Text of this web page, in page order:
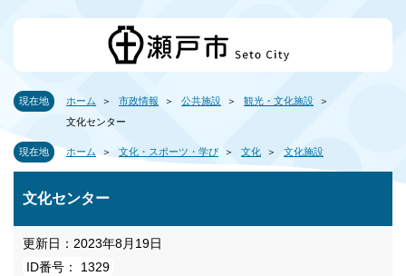
現在地 ホーム 市政情報 公共施設
観光・文化施設
文化センター
現在地 ホーム 文化・スポーツ・学び 文化 文化施設
文化センター
更新日：2023年8月19日
ID番号： 1329